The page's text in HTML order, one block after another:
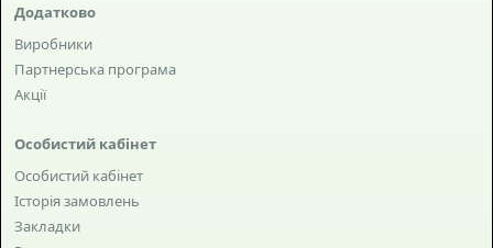
Додатково
Виробники
Партнерська програма
Акції
Особистий кабінет
Особистий кабінет
Історія замовлень
Закладки